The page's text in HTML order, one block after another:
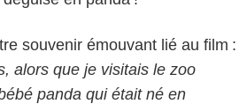
souvenir émouvant lié au film :
alors que je visitais le zoo
panda qui était né en